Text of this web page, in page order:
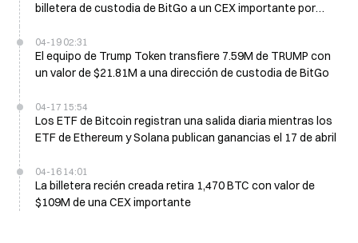
billetera de custodia de BitGo a un CEX importante por
04-19 02:31
El equipo de Trump Token transfiere 7.59M de TRUMP con
un valor de $21.81M a una dirección de custodia de BitGo
04-17 15:54
Los ETF de Bitcoin registran una salida diaria mientras los
ETF de Ethereum y Solana publican ganancias el 17 de abril
04-16 14:01
La billetera recién creada retira 1,470 BTC con valor de
$109M de una CEX importante